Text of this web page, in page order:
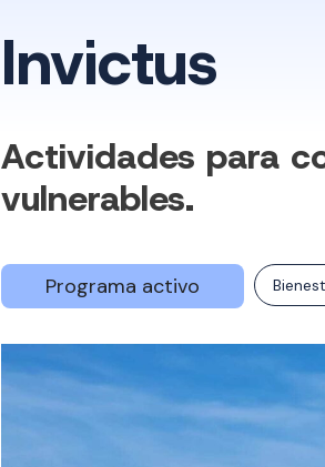
Invictus
Actividades para
vulnerables.
Programa activo